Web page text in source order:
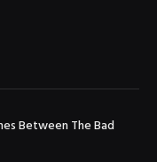
Between The Bad